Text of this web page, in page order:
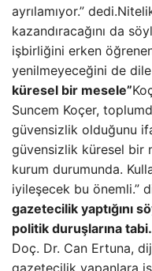
ayrılamıyor.”
kazandıracağını da
işbirliğini erken
yenilmeyeceğini de
küresel bir mesele”
Suncem Koçer,
güvensizlik olduğunu
güvensizlik küresel bir
kurum durumunda.
iyileşecek bu önemli.”
gazetecilik yaptığını
politik duruşlarına
Doç. Dr. Can Ertuna,
gazetecilik yapanlara